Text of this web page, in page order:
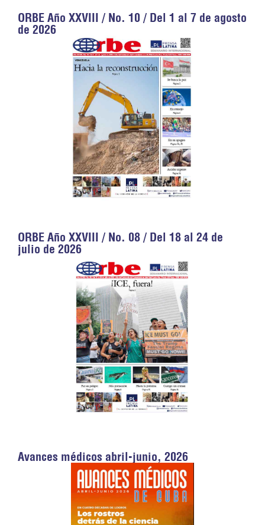
ORBE Año XXVIII / No. 10 / Del 1 al 7 de agosto
de 2026
ORBE Año XXVIII / No. 08 / Del 18 al 24 de
julio de 2026
Avances médicos abril-junio, 2026